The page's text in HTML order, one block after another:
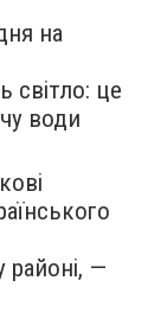
на
світло: це
води
—